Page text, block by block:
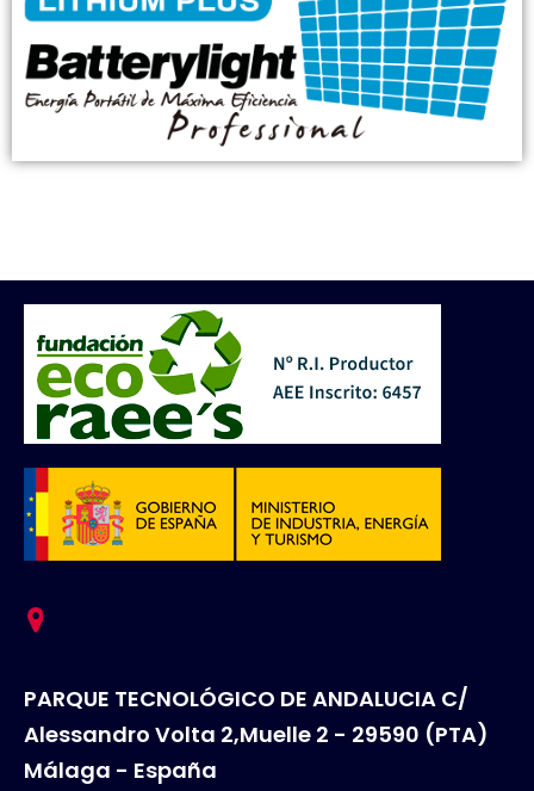
PARQUE TECNOLÓGICO DE ANDALUCIA C/
Alessandro Volta 2,Muelle 2 - 29590 (PTA)
Málaga - España